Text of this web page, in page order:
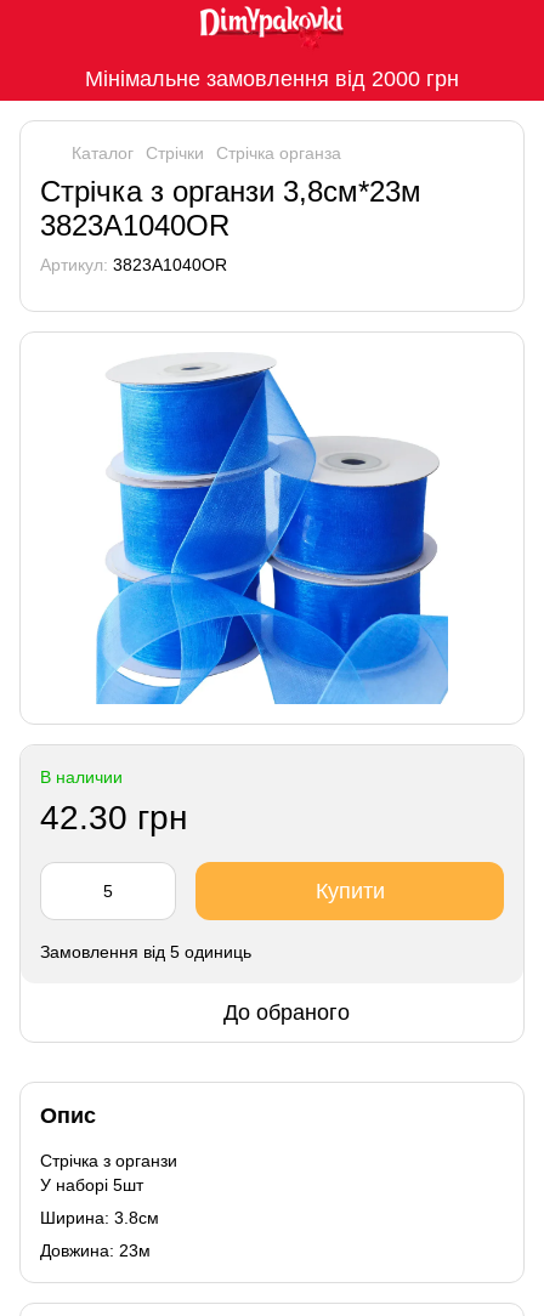
Мінімальне замовлення від 2000 грн
Каталог Стрічки Стрічка органза
Стрічка з органзи 3,8см*23м
3823A1040OR
Артикул: 3823A1040OR
В наличии
42.30 грн
Купити
Замовлення від 5 одиниць
До обраного
Опис
Стрічка з органзи
У наборі 5шт
Ширина: 3.8см
Довжина: 23м